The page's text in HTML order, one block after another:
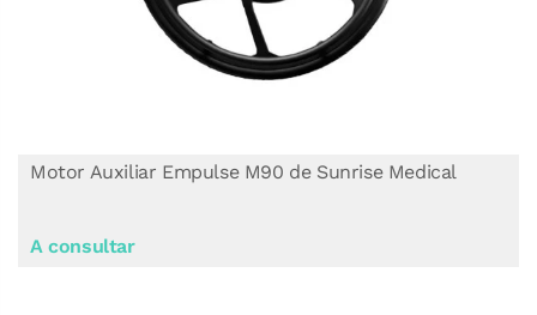
Motor Auxiliar Empulse M90 de Sunrise Medical
A consultar